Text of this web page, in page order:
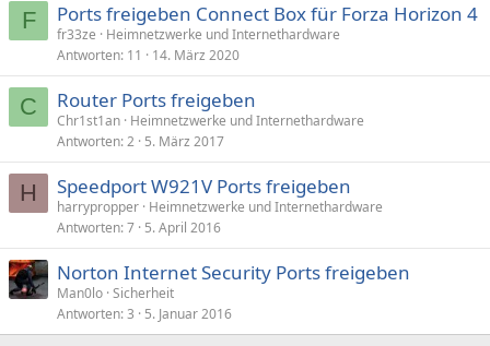
F Ports freigeben Connect Box für Forza Horizon 4
fr33ze
Heimnetzwerke und Internethardware
Antworten 11 14. März 2020
C Router Ports freigeben
Chr1st1an Heimnetzwerke und Internethardware
Antworten 2 5. März 2017
H Speedport W921V Ports freigeben
harrypropper Heimnetzwerke und Internethardware
Antworten 7 5. April 2016
Norton Internet Security Ports freigeben
Man0lo Sicherheit
Antworten 3 5. Januar 2016